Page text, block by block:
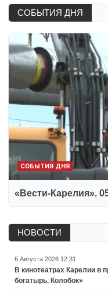
СОБЫТИЯ ДНЯ
СОБЫТИЯ ДНЯ
«Вести-Карелия».
НОВОСТИ
6 Августа 2026 12:31
В кинотеатрах Карелии в
богатырь. Колобок»